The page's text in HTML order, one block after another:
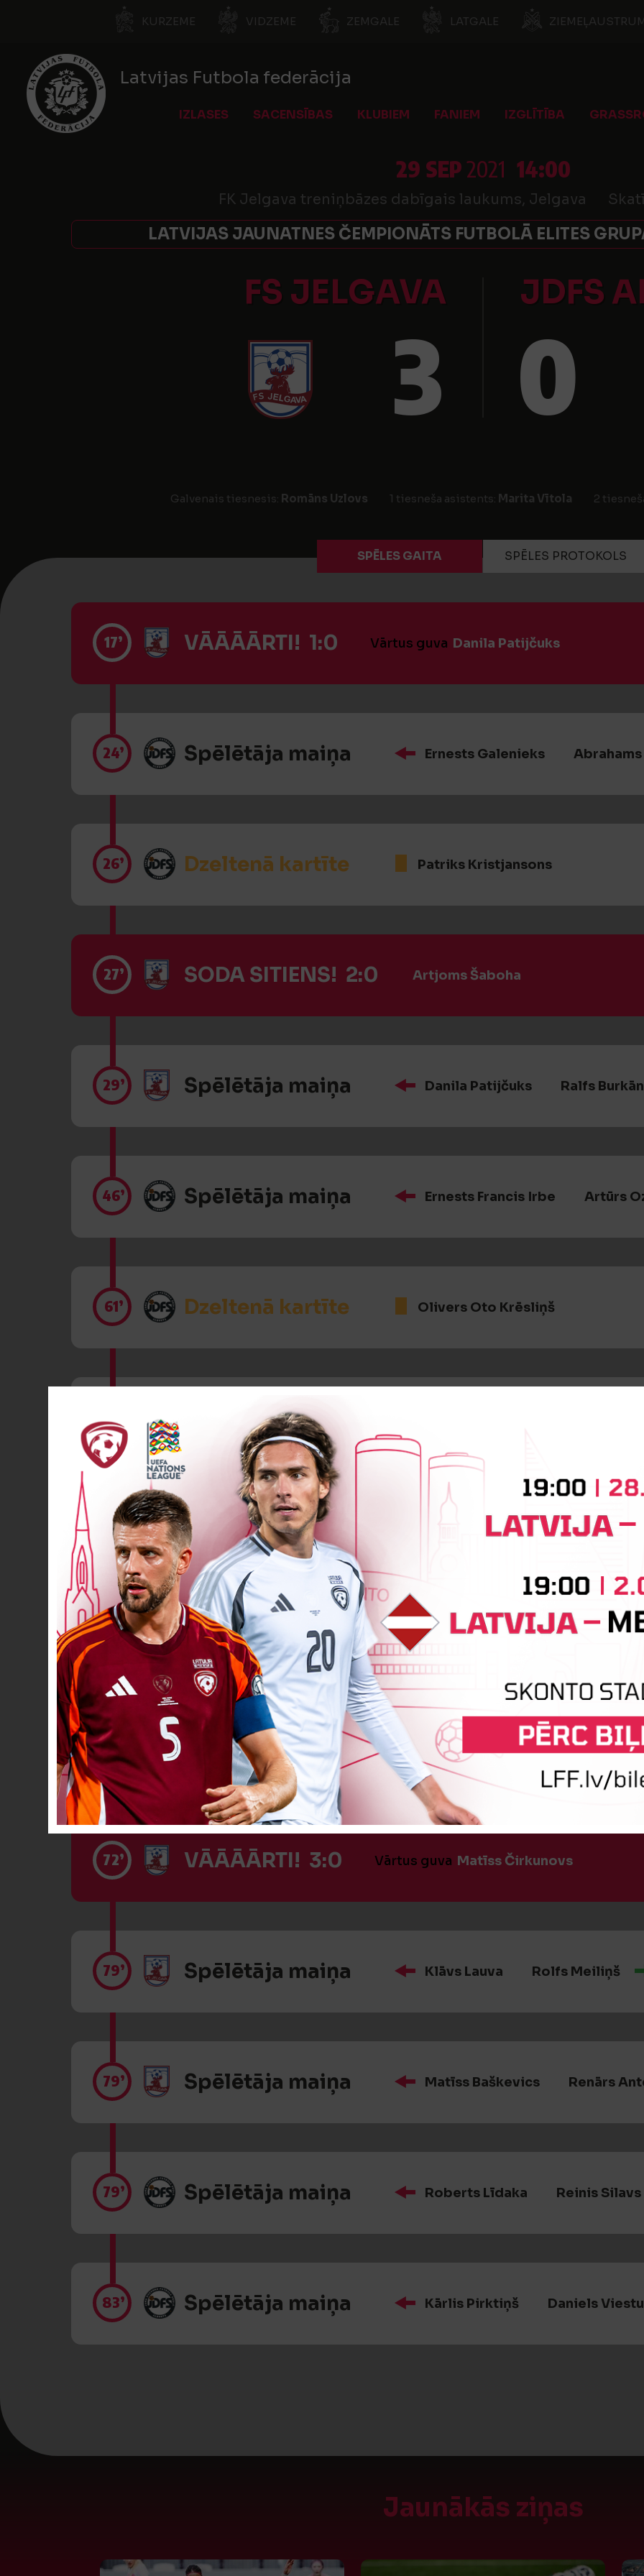
KURZEME VIDZEME ZEMGALE LATGALE
Latvijas Futbola federācija
IZLASES SACENSĪBAS KLUBIEM FANIEM IZGLĪTĪBA
29 SEP2021 14:00
FK Jelgava treniņbāzes dabīgais laukums, Jelgava
LATVIJAS JAUNATNES ČEMPIONĀTS FUTBOLĀ ELITES
FS JELGAVA JDFS
3 0
Galvenais tiesnesis: Romāns Uzlovs 1 tiesneša asistents: Marita Vītola 2
SPĒLES GAITA SPĒLES PROTOKOLS
17’ VĀĀĀĀRTI! 1:0 Vārtus guva Danila Patijčuks
24’ Spēlētāja maiņa Ernests Galenieks
26’ Dzeltenā kartīte Patriks Kristjansons
27’ SODA SITIENS! 2:0 Artjoms Šaboha
29’ Spēlētāja maiņa Danila Patijčuks Ralfs
46’ Spēlētāja maiņa Ernests Francis Irbe Artūrs
61’ Dzeltenā kartīte Olivers Oto Krēsliņš
61’ Spēlētāja maiņa Bruts Georgs
61’ Spēlētāja maiņa Dāvids Šalkovskis Roberts
68’ Spēlētāja maiņa Kristaps Ričards Sleņģis
72’ Dzeltenā kartīte Artjoms Šaboha
72’ VĀĀĀĀRTI! 3:0 Vārtus guva Matīss Čirkunovs
79’ Spēlētāja maiņa Klāvs Lauva Rolfs Meiliņš
79’ Spēlētāja maiņa Matīss Baškevics Renārs
79’ Spēlētāja maiņa Roberts Līdaka Reinis Silavs
83’ Spēlētāja maiņa Kārlis Pirktiņš Daniels
Jaunākās ziņas